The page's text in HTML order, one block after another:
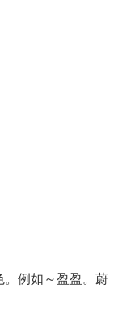
例如～盈盈。蔚